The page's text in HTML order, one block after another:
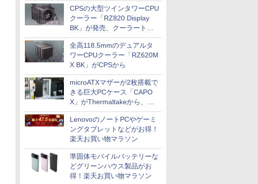
CPSの大型ツインタワーCPU
クーラー「RZ820 Display
BK」が発売、クーラートッ
プに5インチ液晶搭載
全高118.5mmのデュアルタ
ワーCPUクーラー「RZ620M
X BK」がCPSから
microATXマザーが2枚搭載で
きる巨大PCケース「CAPO
X」がThermaltakeから、カ
ラーは2色
LenovoのノートPCやゲーミ
ングタブレットなどがお得！
楽天お買い物マラソン
準固体モバイルバッテリーな
どグリーンハウス製品がお
得！楽天お買い物マラソン